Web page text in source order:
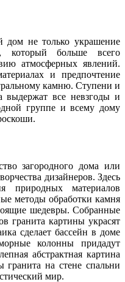
дом не только украшение
который больше всего
атмосферных явлений.
и предпочтение
камню. Ступени и
выдержат все невзгоды и
группе и всему дому
загородного дома или
дизайнеров. Здесь
природных материалов
методы обработки камня
шедевры. Собранные
гранита картины украсят
сделает бассейн в доме
колонны придадут
абстрактная картина
гранита на стене спальни
мир.